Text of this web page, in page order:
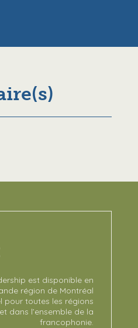
est disponible en
région de Montréal
pour toutes les régions
dans l’ensemble de la
francophonie.